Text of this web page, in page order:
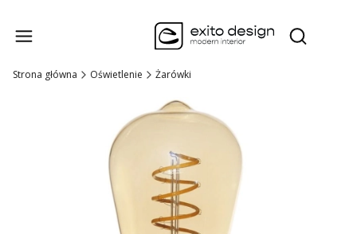
Otwórz
Strona główna Oświetlenie Żarówki